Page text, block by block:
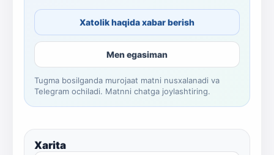
Xatolik haqida xabar berish
Men egasiman
Tugma bosilganda murojaat matni nusxalanadi va
Telegram ochiladi. Matnni chatga joylashtiring.
Xarita